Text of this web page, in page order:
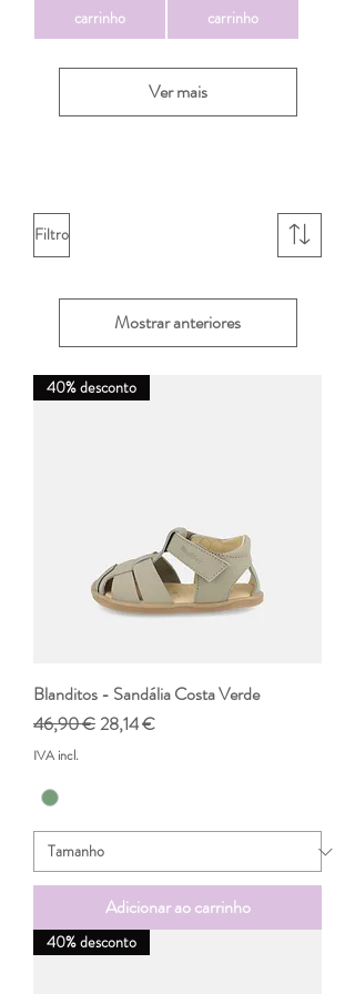
carrinho
carrinho
Ver mais
Filtro
Mostrar anteriores
40% desconto
Blanditos - Sandália Costa Verde
Preço normal
46,90 €Preço promocional
28,14 €
IVA incl.
Adicionar ao carrinho
40% desconto